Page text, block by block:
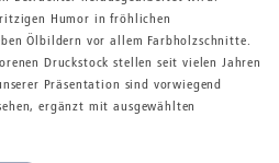
Humor in fröhlichen
Ölbildern vor allem Farbholzschnitte.
Druckstock stellen seit vielen Jahren
Präsentation sind vorwiegend
ergänzt mit ausgewählten